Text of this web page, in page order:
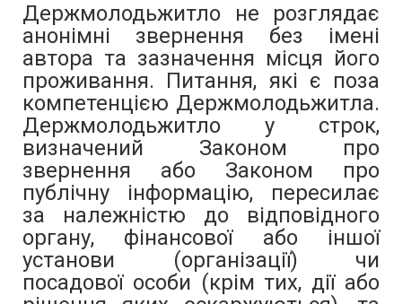
Держмолодьжитло не розглядає
анонімні звернення без імені
автора та зазначення місця його
проживання. Питання, які є поза
компетенцією Держмолодьжитла.
Держмолодьжитло у строк,
визначений Законом про
звернення або Законом про
публічну інформацію, пересилає
за належністю до відповідного
органу, фінансової або іншої
установи (організації) чи
посадової особи (крім тих, дії або